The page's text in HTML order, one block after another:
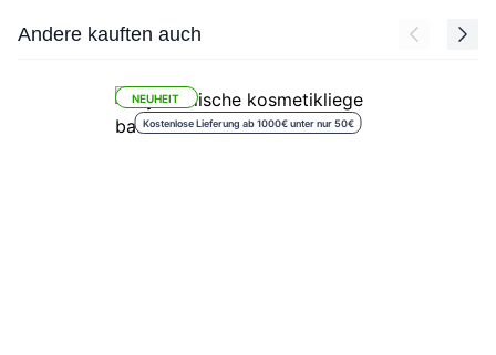
Press to skip carousel
Andere kauften auch
Kostenlose Lieferung ab 1000€ unter nur 50€
NEUHEIT